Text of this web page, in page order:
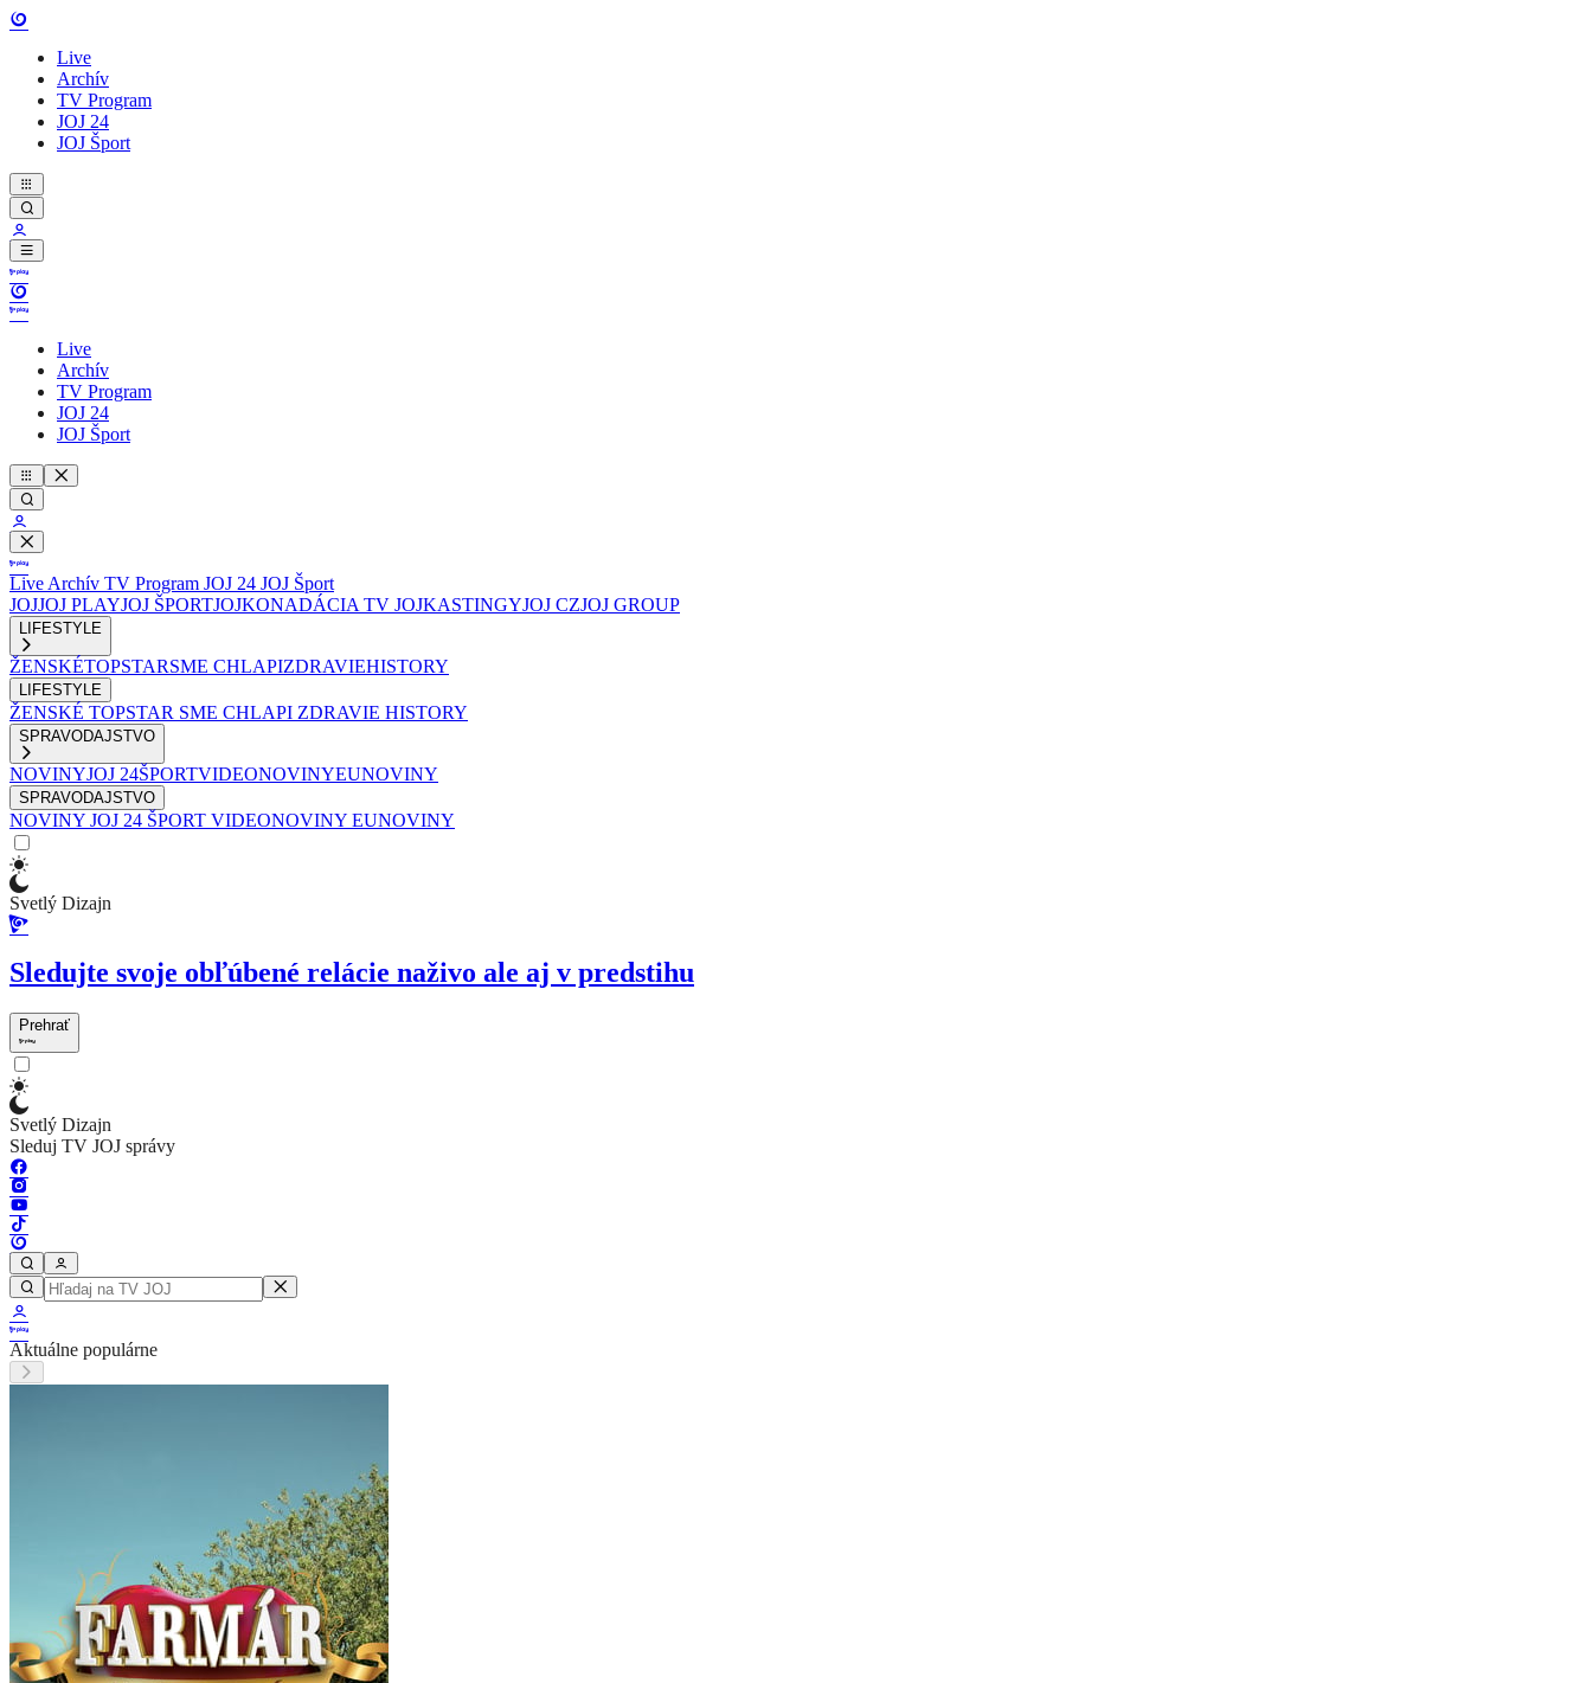
Live
Archív
TV Program
JOJ 24
JOJ Šport
Live
Archív
TV Program
JOJ 24
JOJ Šport
Live Archív TV Program JOJ 24 JOJ Šport
JOJJOJ PLAYJOJ ŠPORTJOJKONADÁCIA TV JOJKASTINGYJOJ CZJOJ GROUP
LIFESTYLE
ŽENSKÉTOPSTARSME CHLAPIZDRAVIEHISTORY
LIFESTYLE
ŽENSKÉ TOPSTAR SME CHLAPI ZDRAVIE HISTORY
SPRAVODAJSTVO
NOVINYJOJ 24ŠPORTVIDEONOVINYEUNOVINY
SPRAVODAJSTVO
NOVINY JOJ 24 ŠPORT VIDEONOVINY EUNOVINY
Svetlý Dizajn
Sledujte svoje obľúbené relácie naživo ale aj v predstihu
Prehrať
Svetlý Dizajn
Sleduj TV JOJ správy
Aktuálne populárne